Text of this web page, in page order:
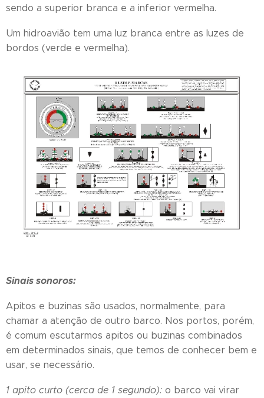
sendo a superior branca e a inferior vermelha.
Um hidroavião tem uma luz branca entre as luzes de
bordos (verde e vermelha).
Sinais sonoros:
Apitos e buzinas são usados, normalmente, para
chamar a atenção de outro barco. Nos portos, porém,
é comum escutarmos apitos ou buzinas combinados
em determinados sinais, que temos de conhecer bem e
usar, se necessário.
1 apito curto (cerca de 1 segundo): o barco vai virar